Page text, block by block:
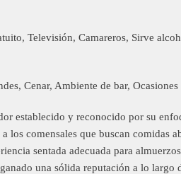
Televisión, Camareros, Sirve
Cenar, Ambiente de bar,
establecido y reconocido por su
comensales que buscan comidas
sentada adecuada para
una sólida reputación a lo largo